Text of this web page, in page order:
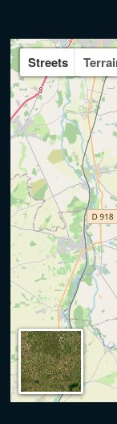
Streets